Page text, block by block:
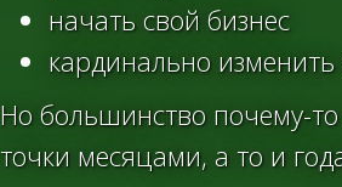
начать свой бизнес
кардинально
Но большинство почему-
точки месяцами, а то и